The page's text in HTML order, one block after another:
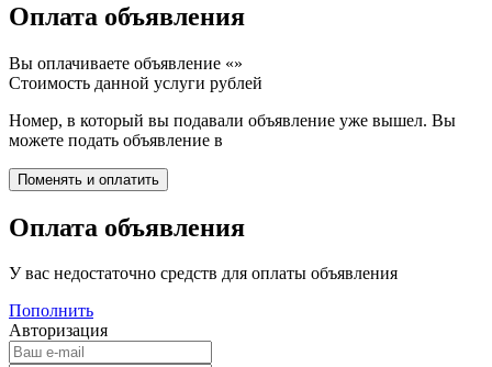
Оплата объявления
Вы оплачиваете объявление «»
Стоимость данной услуги рублей
Номер, в который вы подавали объявление уже вышел. Вы
можете подать объявление в
Оплата объявления
У вас недостаточно средств для оплаты объявления
Пополнить
Авторизация